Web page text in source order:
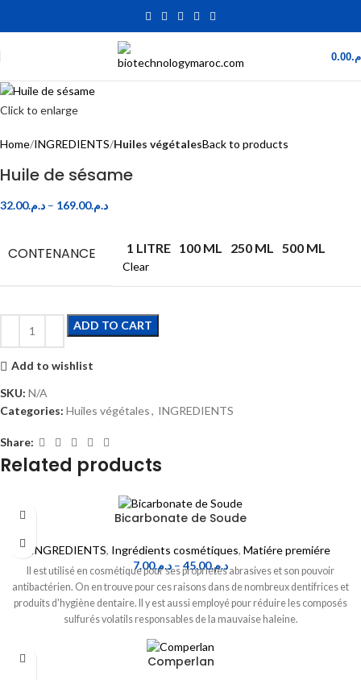
0.00
Click to enlarge
Home INGREDIENTS Huiles végétalesBack to products
Huile de sésame
د.م.32.00 – د.م.169.00
CONTENANCE 1 LITRE 100 ML 250 ML 500 ML
Clear
ADD TO CART
Add to wishlist
SKU: N/A
Categories: Huiles végétales, INGREDIENTS
Share:
Related products
Bicarbonate de Soude
INGREDIENTS, Ingrédients cosmétiques, Matiére premiére
د.م.7.00 – د.م.45.00
Il est utilisé en cosmétique pour ses propriétés abrasives et son pouvoir
antibactérien. On en trouve pour ces raisons dans de nombreux dentifrices et
produits d'hygiène dentaire. Il y est aussi employé pour réduire les composés
sulfurés volatils responsables de la mauvaise haleine.
Comperlan